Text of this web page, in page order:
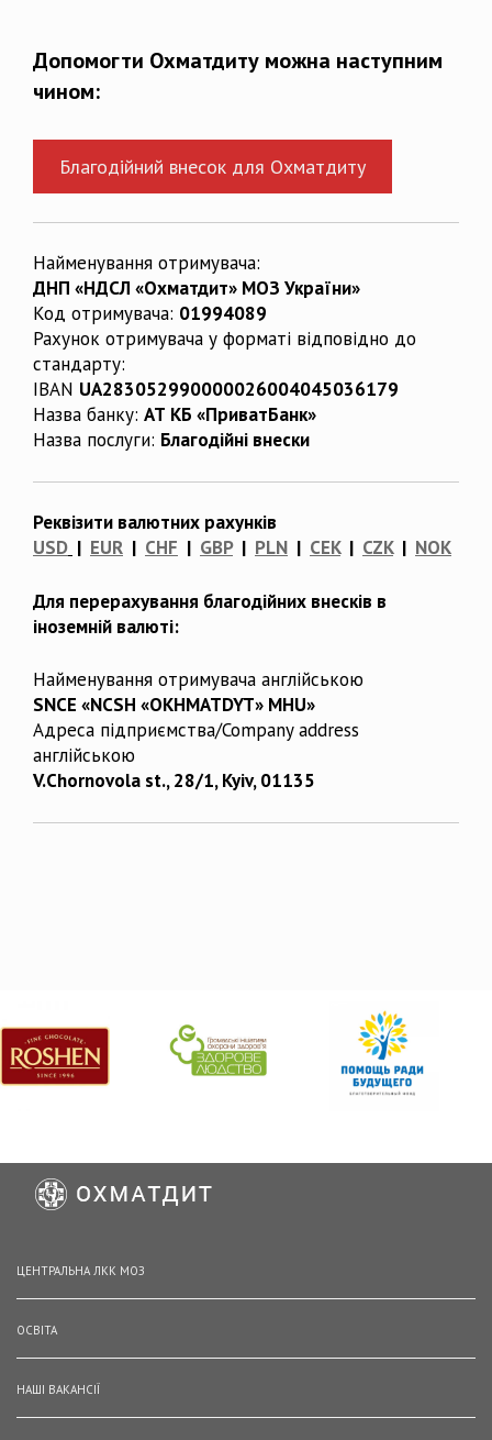
Допомогти Охматдиту можна наступним
чином:
Благодійний внесок для Охматдиту
Найменування отримувача:
ДНП «НДСЛ «Охматдит» МОЗ України»
Код отримувача: 01994089
Рахунок отримувача у форматі відповідно до
стандарту:
IBAN UA283052990000026004045036179
Назва банку: АТ КБ «ПриватБанк»
Назва послуги: Благодійні внески
Реквізити валютних рахунків
USD | EUR | CHF | GBP| PLN | CEK| CZK| NOK
Для перерахування благодійних внесків в
іноземній валюті:
Найменування отримувача англійською
SNCE «NCSH «OKHMATDYT» MHU»
Адреса підприємства/Company address
англійською
V.Chornovola st., 28/1, Kyiv, 01135
ЦЕНТРАЛЬНА ЛКК МОЗ
ОСВІТА
НАШІ ВАКАНСІЇ